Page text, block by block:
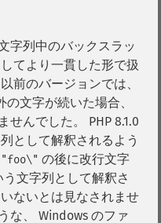
字列中のバックスラッ
てより一貫した形で扱
前のバージョンでは、
文字が続いた場合、
せんでした。 PHP 8.1.0
として解釈されるよう
"foo\" の後に改行文字
う文字列として解釈さ
ないとは見なされませ
な、 Windows のファ